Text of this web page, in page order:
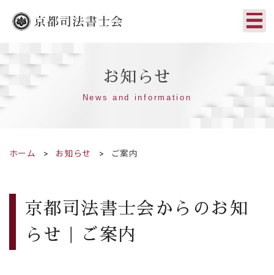
お知らせ
News and information
ホーム お知らせ ご案内
京都司法書士会からのお知
らせ｜ご案内